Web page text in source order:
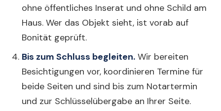
ohne öffentliches Inserat und ohne Schild am
Haus. Wer das Objekt sieht, ist vorab auf
Bonität geprüft.
Bis zum Schluss begleiten. Wir bereiten
Besichtigungen vor, koordinieren Termine für
beide Seiten und sind bis zum Notartermin
und zur Schlüsselübergabe an Ihrer Seite.